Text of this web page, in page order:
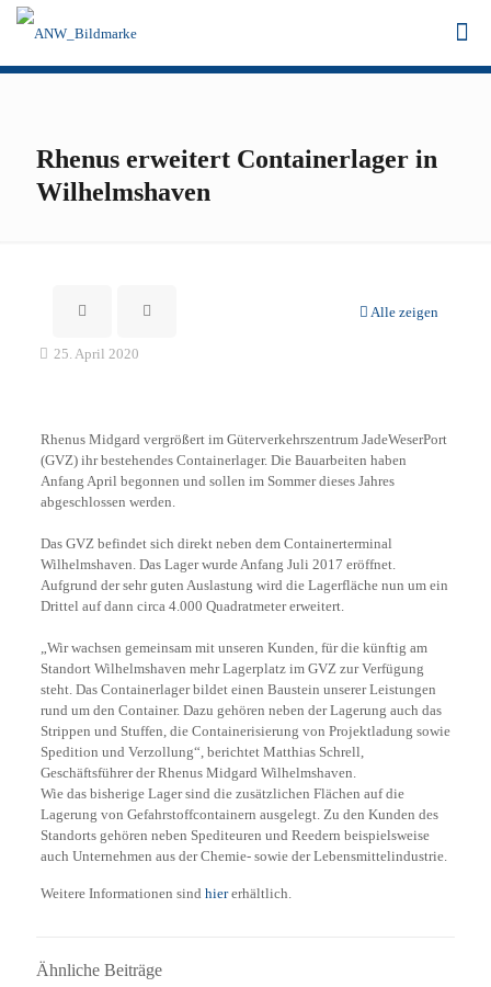
Rhenus erweitert Containerlager in
Wilhelmshaven
Alle zeigen
25. April 2020
Rhenus Midgard vergrößert im Güterverkehrszentrum JadeWeserPort
(GVZ) ihr bestehendes Containerlager. Die Bauarbeiten haben
Anfang April begonnen und sollen im Sommer dieses Jahres
abgeschlossen werden.
Das GVZ befindet sich direkt neben dem Containerterminal
Wilhelmshaven. Das Lager wurde Anfang Juli 2017 eröffnet.
Aufgrund der sehr guten Auslastung wird die Lagerfläche nun um ein
Drittel auf dann circa 4.000 Quadratmeter erweitert.
„Wir wachsen gemeinsam mit unseren Kunden, für die künftig am
Standort Wilhelmshaven mehr Lagerplatz im GVZ zur Verfügung
steht. Das Containerlager bildet einen Baustein unserer Leistungen
rund um den Container. Dazu gehören neben der Lagerung auch das
Strippen und Stuffen, die Containerisierung von Projektladung sowie
Spedition und Verzollung“, berichtet Matthias Schrell,
Geschäftsführer der Rhenus Midgard Wilhelmshaven.
Wie das bisherige Lager sind die zusätzlichen Flächen auf die
Lagerung von Gefahrstoffcontainern ausgelegt. Zu den Kunden des
Standorts gehören neben Spediteuren und Reedern beispielsweise
auch Unternehmen aus der Chemie- sowie der Lebensmittelindustrie.
Weitere Informationen sind hiererhältlich.
Ähnliche Beiträge